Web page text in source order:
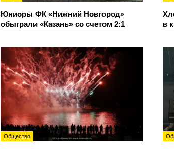
Юниоры ФК «Нижний Новгород»
обыграли «Казань» со счетом 2:1
в
Общество